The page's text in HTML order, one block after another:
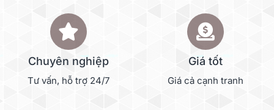
Chuyên nghiệp
Tư vấn, hỗ trợ 24/7
Giá tốt
Giá cả cạnh tranh